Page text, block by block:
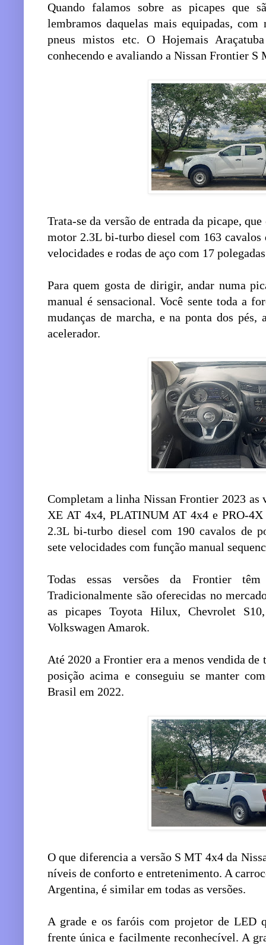
Quando falamos sobre as picapes que
lembramos daquelas mais equipadas,
pneus mistos etc. O Hojemais
conhecendo e avaliando a Nissan Frontier S
Trata-se da versão de entrada da picape,
motor 2.3L bi-turbo diesel com 163 cavalos
velocidades e rodas de aço com 17
Para quem gosta de dirigir, andar numa
manual é sensacional. Você sente toda a
mudanças de marcha, e na ponta dos pés,
acelerador.
Completam a linha Nissan Frontier 2023 as
XE AT 4x4, PLATINUM AT 4x4 e PRO-
2.3L bi-turbo diesel com 190 cavalos de
sete velocidades com função manual
Todas essas versões da Frontier
Tradicionalmente são oferecidas no
as picapes Toyota Hilux, Chevrolet
Volkswagen Amarok.
Até 2020 a Frontier era a menos vendida de
posição acima e conseguiu se manter
Brasil em 2022.
O que diferencia a versão S MT 4x4 da
níveis de conforto e entretenimento. A
Argentina, é similar em todas as versões.
A grade e os faróis com projetor de LED
frente única e facilmente reconhecível. A